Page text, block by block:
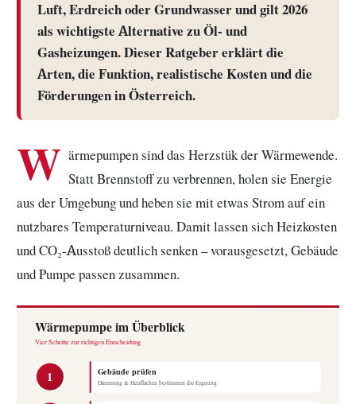
Luft, Erdreich oder Grundwasser und gilt 2026
als wichtigste Alternative zu Öl- und
Gasheizungen. Dieser Ratgeber erklärt die
Arten, die Funktion, realistische Kosten und die
Förderungen in Österreich.
W ärmepumpen sind das Herzstük der Wärmewende.
Statt Brennstoff zu verbrennen, holen sie Energie
aus der Umgebung und heben sie mit etwas Strom auf ein
nutzbares Temperaturniveau. Damit lassen sich Heizkosten
und CO₂-Ausstoß deutlich senken – vorausgesetzt, Gebäude
und Pumpe passen zusammen.
Wärmepumpe im Überblick
Vier Schritte zur richtigen Entscheidung
1 Gebäude prüfen
Dämmung & Heizflächen bestimmen die Eignung